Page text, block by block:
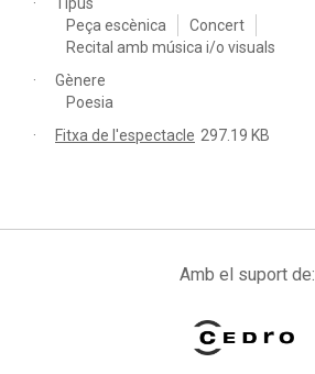
Peça escènica
Concert
Recital amb música i/o visuals
Gènere
Poesia
Fitxa de l'espectacle 297.19 KB
Amb el suport de: